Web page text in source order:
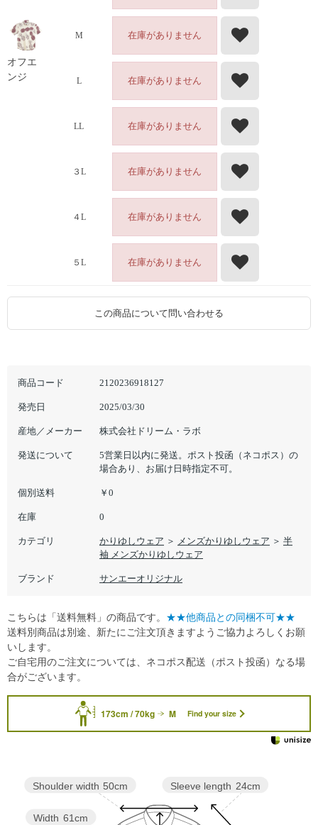
商品コード 2120236918127
発売日 2025/03/30
産地／メーカー 株式会社ドリーム・ラボ
発送について
5営業日以内に発送。ポスト投函（ネコポス）の
場合あり、お届け日時指定不可。
個別送料 ￥0
在庫 0
カテゴリ かりゆしウェア ＞ メンズかりゆしウェア ＞ 半
袖 メンズかりゆしウェア
ブランド サンエーオリジナル
オフエ
ンジ
M 在庫がありません
L 在庫がありません
LL 在庫がありません
３L 在庫がありません
４L 在庫がありません
５L 在庫がありません
この商品について問い合わせる
173cm / 70kg M Find your size
Sleeve length 24cm
Width 61cm
Shoulder width 50cm
こちらは「送料無料」の商品です。 ★★他商品との同梱不可★★
送料別商品は別途、新たにご注文頂きますようご協力よろしくお願
いします。
ご自宅用のご注文については、ネコポス配送（ポスト投函）なる場
合がございます。